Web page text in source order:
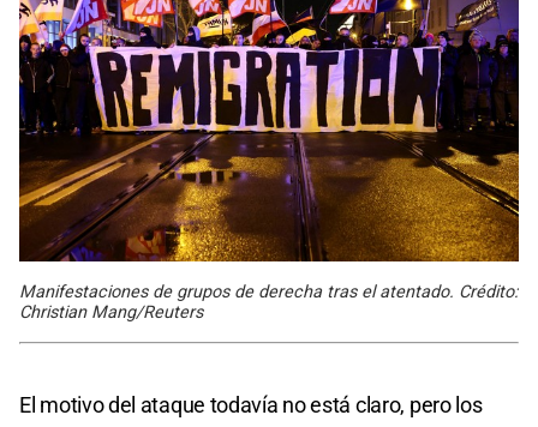
Manifestaciones de grupos de derecha tras el atentado. Crédito:
Christian Mang/Reuters
El motivo del ataque todavía no está claro, pero los